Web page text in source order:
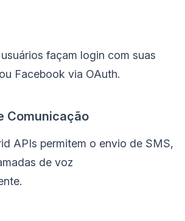
façam login com suas
Facebook via OAuth.
Comunicação
APIs permitem o envio de SMS,
de voz